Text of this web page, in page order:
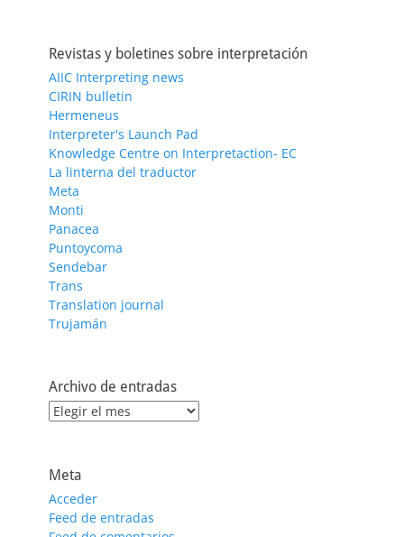
Revistas y boletines sobre interpretación
AIIC Interpreting news
CIRIN bulletin
Hermeneus
Interpreter's Launch Pad
Knowledge Centre on Interpretaction- EC
La linterna del traductor
Meta
Monti
Panacea
Puntoycoma
Sendebar
Trans
Translation journal
Trujamán
Archivo de entradas
Archivo
Meta
Acceder
Feed de entradas